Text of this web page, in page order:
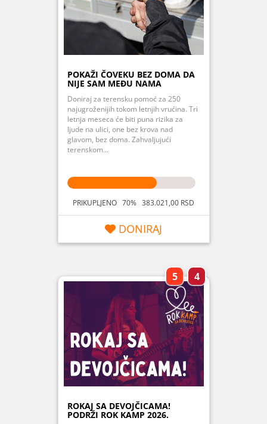
POKAŽI ČOVEKU BEZ DOMA DA
NIJE SAM MEĐU NAMA
Doniraj za terensku pomoć za 250
najugroženijih tokom letnjih vrućina. Tri
letnja meseca će biti puna rizika za
ljude na ulici, one bez krova nad
glavom, bez doma. Zahvaljujući
terenskom...
PRIKUPLJENO 70% 383.021,00 RSD
DONIRAJ
5 4
ROKAJ SA DEVOJČICAMA!
PODRŽI ROK KAMP 2026.